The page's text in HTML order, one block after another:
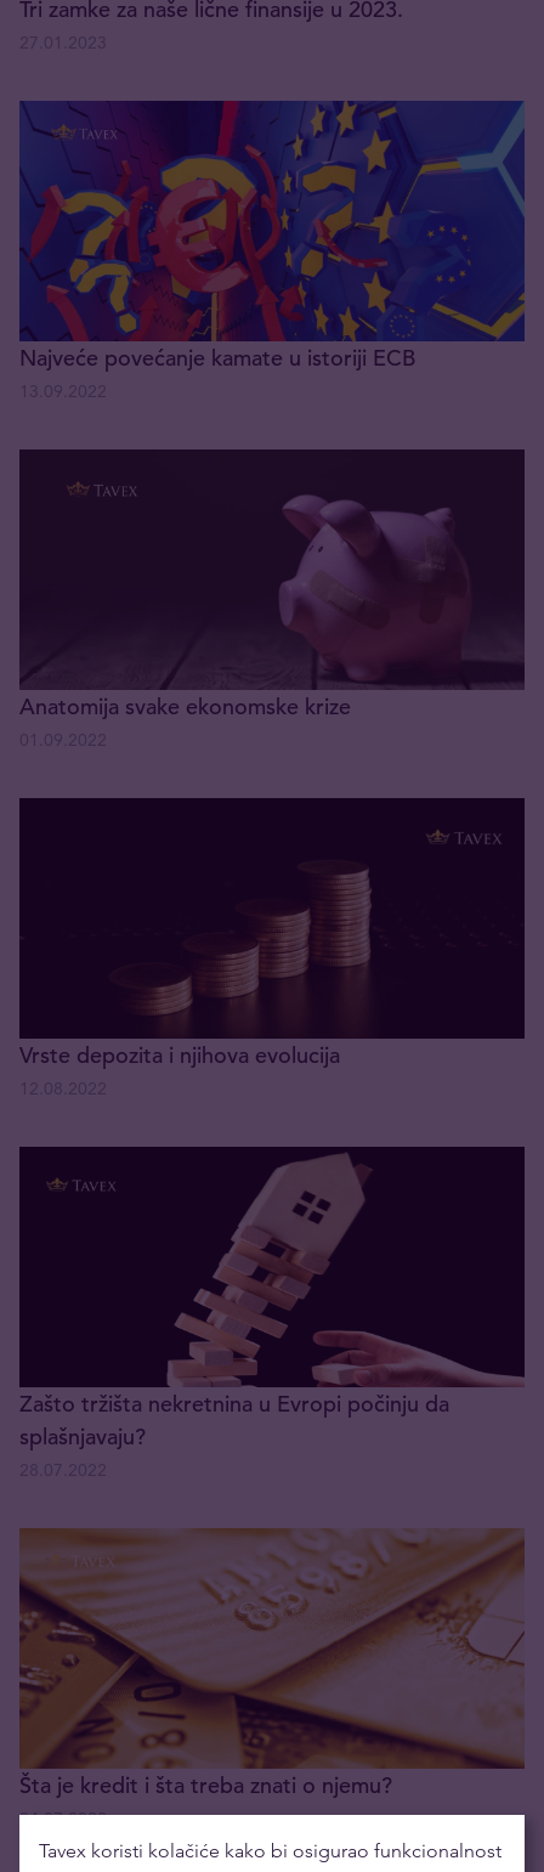
Tri zamke za naše lične finansije u 2023.
Najveće povećanje kamate u istoriji ECB
Anatomija svake ekonomske krize
Vrste depozita i njihova evolucija
Zašto tržišta nekretnina u Evropi počinju da
splašnjavaju?
Šta je kredit i šta treba znati o njemu?
04.07.2022
Tavex koristi kolačiće kako bi osigurao funkcionalnost